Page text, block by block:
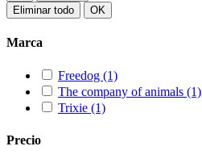
Eliminar todo
OK
Marca
Freedog (1)
The company of animals (1)
Trixie (1)
Precio